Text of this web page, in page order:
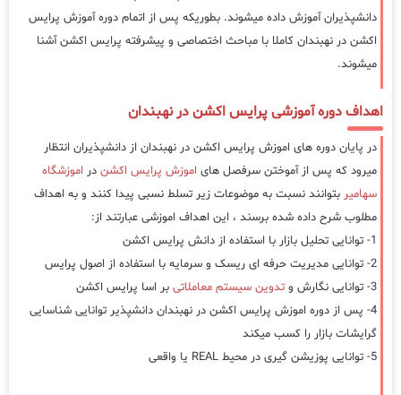
دانشپذیران آموزش داده میشوند. بطوریکه پس از اتمام دوره آموزش پرایس
اکشن در نهبندان کاملا با مباحث اختصاصی و پیشرفته پرایس اکشن آشنا
میشوند.
اهداف دوره آموزشی پرایس اکشن در نهبندان
در پایان دوره های اموزش پرایس اکشن در نهبندان از دانشپذیران انتظار
میرود که پس از آموختن سرفصل های اموزش پرایس اکشن در اموزشگاه
سهامیر بتوانند نسبت به موضوعات زیر تسلط نسبی پیدا کنند و به اهداف
مطلوب شرح داده شده برسند ، این اهداف اموزشی عبارتند از:
1- توانایی تحلیل بازار با استفاده از دانش پرایس اکشن
2- توانایی مدیریت حرفه ای ریسک و سرمایه با استفاده از اصول پرایس
3- توانایی نگارش و
تدوین سیستم معاملاتی بر اسا پرایس اکشن
4- پس از دوره اموزش پرایس اکشن در نهبندان دانشپذیر توانایی شناسایی
گرایشات بازار را کسب میکند
5- توانایی پوزیشن گیری در محیط REAL یا واقعی